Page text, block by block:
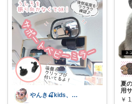
やんき🍒kids、便利グッズ
夏
用
￥